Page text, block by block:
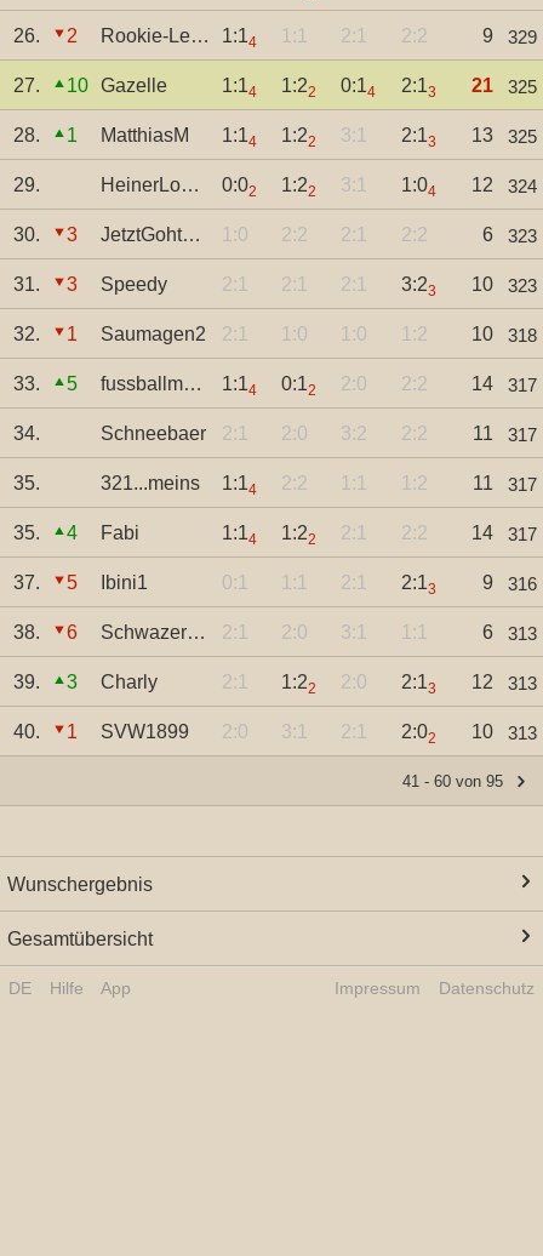
26. 2 Rookie-Legende 1:14 1:1 2:1 2:2 9 329
27. 10 Gazelle 1:14 1:22 0:14 2:13 21 325
28. 1 MatthiasM 1:14 1:22 3:1 2:13 13 325
29. HeinerLoerrach 0:02 1:22 3:1 1:04 12 324
30. 3 JetztGohtsLos 1:0 2:2 2:1 2:2 6 323
31. 3 Speedy 2:1 2:1 2:1 3:23 10 323
32. 1 Saumagen2 2:1 1:0 1:0 1:2 10 318
33. 5 fussballmama15 1:14 0:12 2:0 2:2 14 317
34. Schneebaer 2:1 2:0 3:2 2:2 11 317
35. 321...meins 1:14 2:2 1:1 1:2 11 317
35. 4 Fabi 1:14 1:22 2:1 2:2 14 317
37. 5 Ibini1 0:1 1:1 2:1 2:13 9 316
38. 6 SchwazerAdler81 2:1 2:0 3:1 1:1 6 313
39. 3 Charly 2:1 1:22 2:0 2:13 12 313
40. 1 SVW1899 2:0 3:1 2:1 2:02 10 313
41 - 60 von 95
Wunschergebnis
Gesamtübersicht
DE Hilfe App Impressum Datenschutz